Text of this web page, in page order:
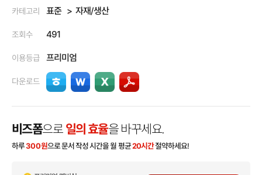
카테고리 표준 자재/생산
조회수 491
이용등급 프리미엄
다운로드
비즈폼으로 일의 효율을 바꾸세요.
하루300원으로 문서 작성 시간을 월 평균20시간절약하세요!